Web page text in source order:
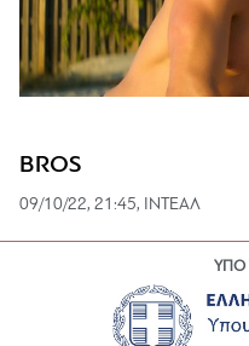
BROS
09/10/22, 21:45, ΙΝΤΕΑΛ
ΥΠΟ